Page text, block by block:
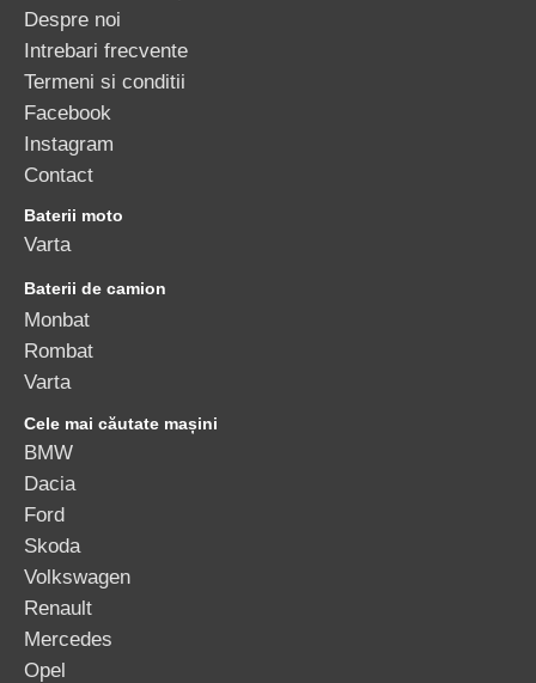
Despre noi
Intrebari frecvente
Termeni si conditii
Facebook
Instagram
Contact
Baterii moto
Varta
Baterii de camion
Monbat
Rombat
Varta
Cele mai căutate mașini
BMW
Dacia
Ford
Skoda
Volkswagen
Renault
Mercedes
Opel